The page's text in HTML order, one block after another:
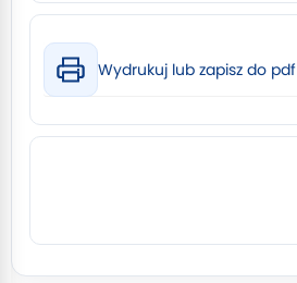
Wydrukuj lub zapisz do pdf